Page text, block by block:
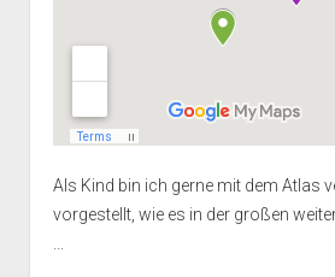
Als Kind bin ich gerne mit dem Atlas
vorgestellt, wie es in der großen